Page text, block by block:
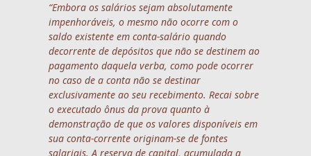
“Embora os salários sejam absolutamente
impenhoráveis, o mesmo não ocorre com o
saldo existente em conta-salário quando
decorrente de depósitos que não se destinem ao
pagamento daquela verba, como pode ocorrer
no caso de a conta não se destinar
exclusivamente ao seu recebimento. Recai sobre
o executado ônus da prova quanto à
demonstração de que os valores disponíveis em
sua conta-corrente originam-se de fontes
salariais. A reserva de capital, acumulada a